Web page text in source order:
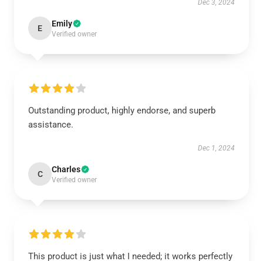
Dec 3, 2024
E Emily
Verified owner
Outstanding product, highly endorse, and superb
assistance.
Dec 1, 2024
C Charles
Verified owner
This product is just what I needed; it works perfectly